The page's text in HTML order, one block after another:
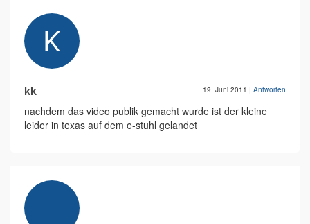
kk 19. Juni 2011 | Antworten
nachdem das video publik gemacht wurde ist der kleine
leider in texas auf dem e-stuhl gelandet